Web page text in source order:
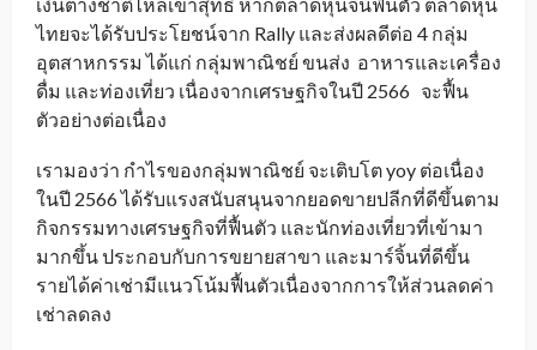
ไทยจะได้รับประโยชน์จาก Rally และส่งผลดีต่อ 4 กลุ่ม
อุตสาหกรรม ได้แก่ กลุ่มพาณิชย์ ขนส่ง อาหารและเครื่อง
ดื่ม และท่องเที่ยว เนื่องจากเศรษฐกิจในปี 2566 จะฟื้น
ตัวอย่างต่อเนื่อง
เรามองว่า กำไรของกลุ่มพาณิชย์ จะเติบโต yoy ต่อเนื่อง
ในปี 2566 ได้รับแรงสนับสนุนจากยอดขายปลีกที่ดีขึ้นตาม
กิจกรรมทางเศรษฐกิจที่ฟื้นตัว และนักท่องเที่ยวที่เข้ามา
มากขึ้น ประกอบกับการขยายสาขา และมาร์จิ้นที่ดีขึ้น
รายได้ค่าเช่ามีแนวโน้มฟื้นตัวเนื่องจากการให้ส่วนลดค่า
เช่าลดลง